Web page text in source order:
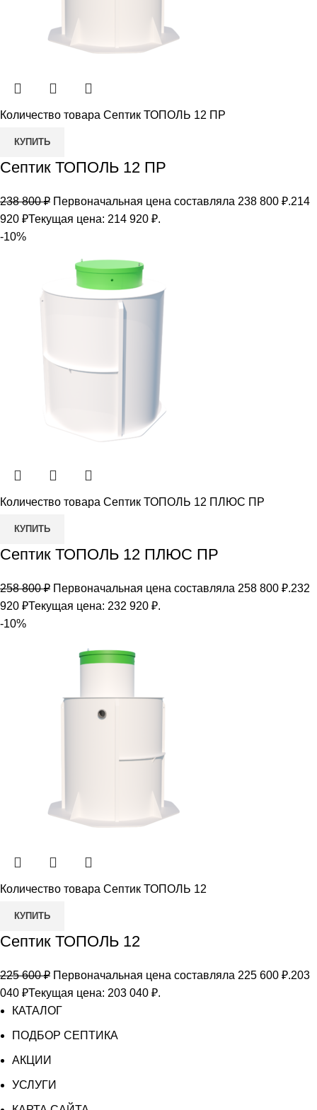
Количество товара Септик ТОПОЛЬ 12 ПР
КУПИТЬ
Септик ТОПОЛЬ 12 ПР
238 800₽ Первоначальная цена составляла 238 800 ₽.214
920 ₽Текущая цена: 214 920 ₽.
-10%
Количество товара Септик ТОПОЛЬ 12 ПЛЮС ПР
КУПИТЬ
Септик ТОПОЛЬ 12 ПЛЮС ПР
258 800₽ Первоначальная цена составляла 258 800 ₽.232
920 ₽Текущая цена: 232 920 ₽.
-10%
Количество товара Септик ТОПОЛЬ 12
КУПИТЬ
Септик ТОПОЛЬ 12
225 600₽ Первоначальная цена составляла 225 600 ₽.203
040 ₽Текущая цена: 203 040 ₽.
КАТАЛОГ
ПОДБОР СЕПТИКА
АКЦИИ
УСЛУГИ